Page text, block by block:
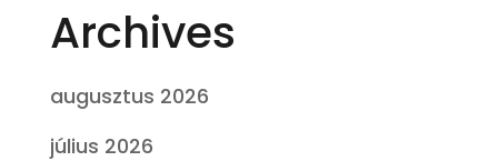
Archives
augusztus 2026
július 2026